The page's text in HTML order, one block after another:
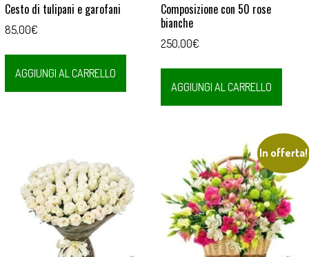
Cesto di tulipani e garofani
85,00€
AGGIUNGI AL CARRELLO
Composizione con 50 rose
bianche
250,00€
AGGIUNGI AL CARRELLO
In offerta!